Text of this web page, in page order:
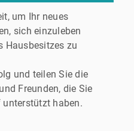
um Ihr neues
sich einzuleben
Hausbesitzes zu
und teilen Sie die
Freunden, die Sie
unterstützt haben.